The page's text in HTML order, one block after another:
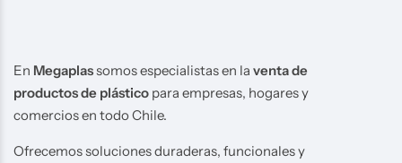
En Megaplassomos especialistas en la venta de
productos de plástico para empresas, hogares y
comercios en todo Chile.
Ofrecemos soluciones duraderas, funcionales y